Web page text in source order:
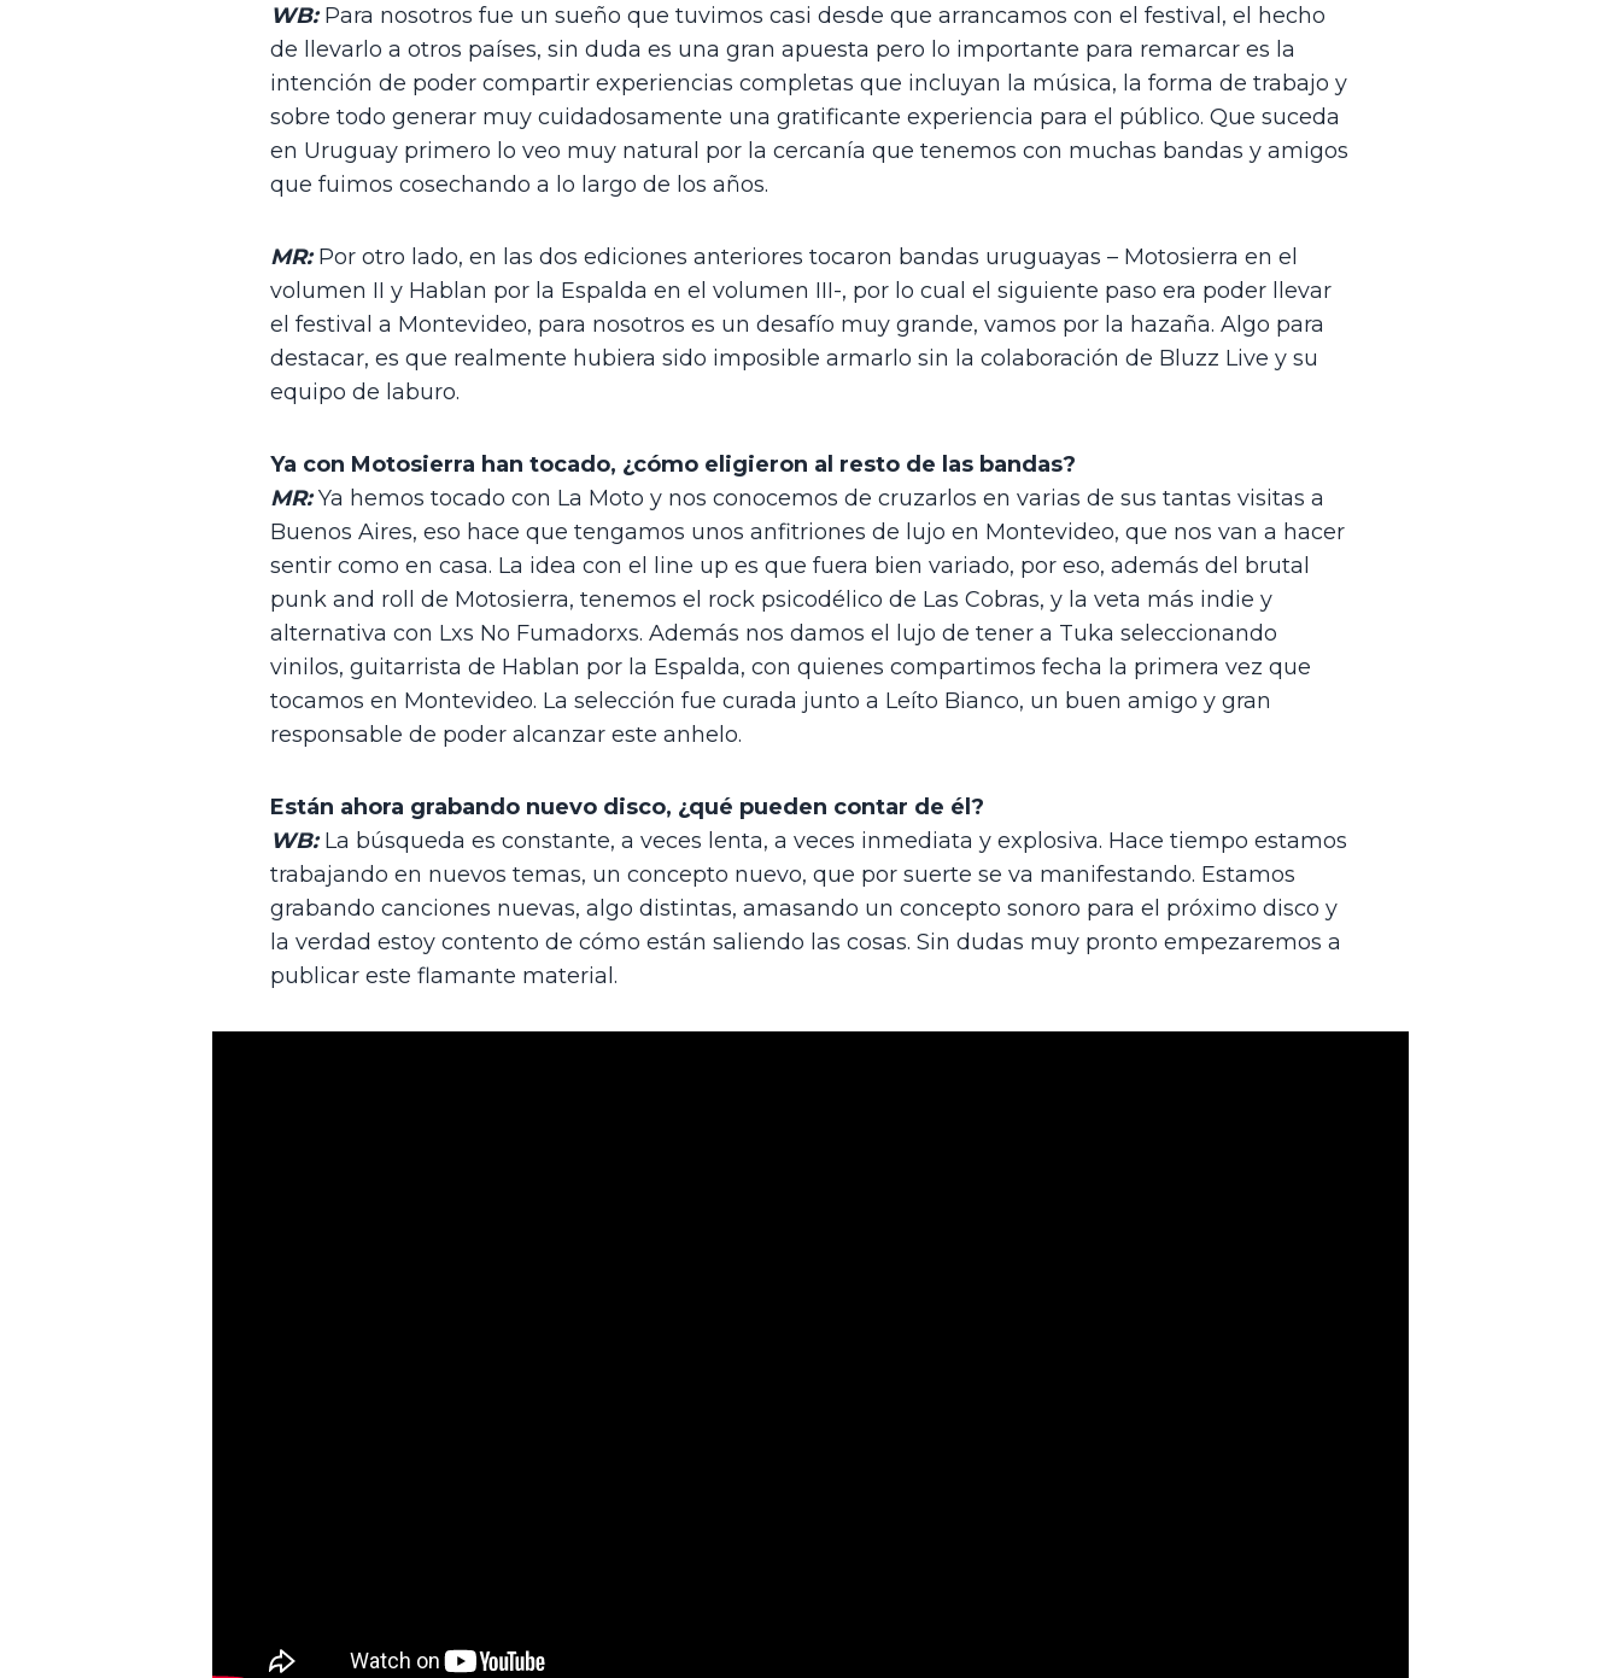
WB: Para nosotros fue un sueño que tuvimos casi desde que arrancamos con el festival, el hecho
de llevarlo a otros países, sin duda es una gran apuesta pero lo importante para remarcar es la
intención de poder compartir experiencias completas que incluyan la música, la forma de trabajo y
sobre todo generar muy cuidadosamente una gratificante experiencia para el público. Que suceda
en Uruguay primero lo veo muy natural por la cercanía que tenemos con muchas bandas y amigos
que fuimos cosechando a lo largo de los años.
MR: Por otro lado, en las dos ediciones anteriores tocaron bandas uruguayas – Motosierra en el
volumen II y Hablan por la Espalda en el volumen III-, por lo cual el siguiente paso era poder llevar
el festival a Montevideo, para nosotros es un desafío muy grande, vamos por la hazaña. Algo para
destacar, es que realmente hubiera sido imposible armarlo sin la colaboración de Bluzz Live y su
equipo de laburo.
Ya con Motosierra han tocado, ¿cómo eligieron al resto de las bandas?
MR: Ya hemos tocado con La Moto y nos conocemos de cruzarlos en varias de sus tantas visitas a
Buenos Aires, eso hace que tengamos unos anfitriones de lujo en Montevideo, que nos van a hacer
sentir como en casa. La idea con el line up es que fuera bien variado, por eso, además del brutal
punk and roll de Motosierra, tenemos el rock psicodélico de Las Cobras, y la veta más indie y
alternativa con Lxs No Fumadorxs. Además nos damos el lujo de tener a Tuka seleccionando
vinilos, guitarrista de Hablan por la Espalda, con quienes compartimos fecha la primera vez que
tocamos en Montevideo. La selección fue curada junto a Leíto Bianco, un buen amigo y gran
responsable de poder alcanzar este anhelo.
Están ahora grabando nuevo disco, ¿qué pueden contar de él?
WB: La búsqueda es constante, a veces lenta, a veces inmediata y explosiva. Hace tiempo estamos
trabajando en nuevos temas, un concepto nuevo, que por suerte se va manifestando. Estamos
grabando canciones nuevas, algo distintas, amasando un concepto sonoro para el próximo disco y
la verdad estoy contento de cómo están saliendo las cosas. Sin dudas muy pronto empezaremos a
publicar este flamante material.